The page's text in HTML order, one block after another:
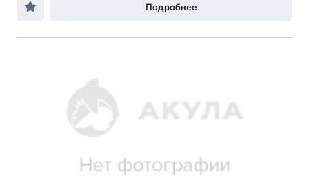
Подробнее